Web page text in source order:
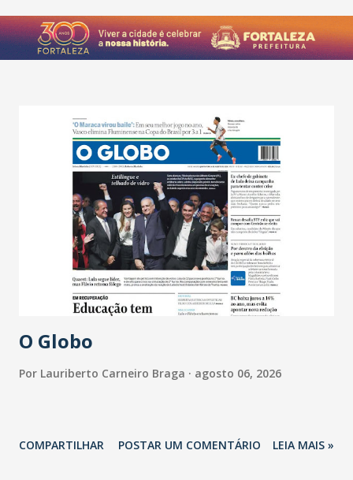
a
g
e
O Globo
Por Lauriberto Carneiro Braga agosto 06, 2026
COMPARTILHAR POSTAR UM COMENTÁRIO LEIA MAIS »